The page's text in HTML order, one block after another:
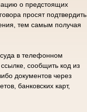
о предстоящих
просят подтвердить
тем самым получая
в телефонном
сообщить код из
документов через
банковских карт,